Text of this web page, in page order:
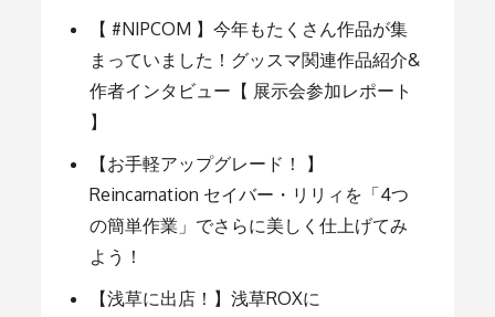
ョ
ン
【 #NIPCOM 】今年もたくさん作品が集
まっていました！グッスマ関連作品紹介&
作者インタビュー【 展示会参加レポート
】
【お手軽アップグレード！ 】
Reincarnation セイバー・リリィを「4つ
の簡単作業」でさらに美しく仕上げてみ
よう！
【浅草に出店！】浅草ROXに